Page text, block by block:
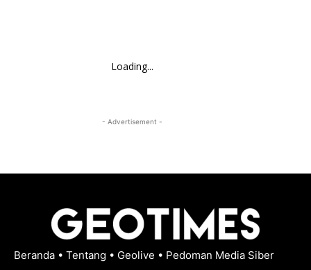
Loading...
- Advertisement -
Beranda • Tentang • Geolive • Pedoman Media Siber